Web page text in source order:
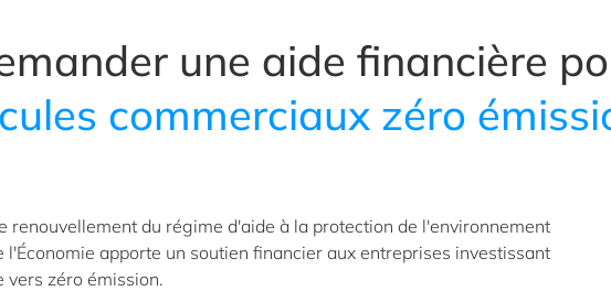
une aide financière
commerciaux zéro
renouvellement du régime d'aide à la protection de l'environnement
apporte un soutien financier aux entreprises investissant
zéro émission.